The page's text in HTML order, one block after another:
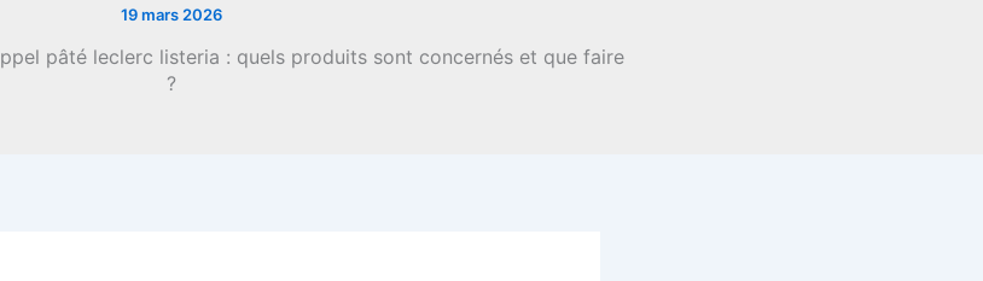
19 mars 2026
pâté leclerc listeria : quels produits sont concernés et que faire
?